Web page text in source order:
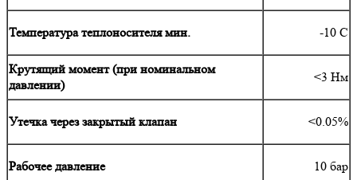
Температура теплоносителя мин. -10 С
Крутящий момент (при номинальном
давлении)
<3 Нм
Утечка через закрытый клапан <0.05%
Рабочее давление 10 бар